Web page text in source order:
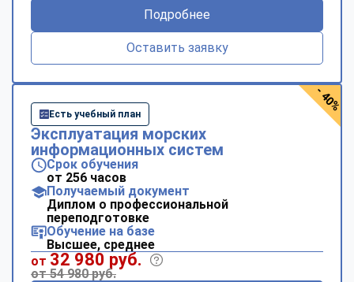
Подробнее
Оставить заявку
Есть учебный план
Эксплуатация морских
информационных систем
Срок обучения
от 256 часов
Получаемый документ
Диплом о профессиональной
переподготовке
Обучение на базе
Высшее, среднее
от 32 980 руб.
от 54 980 руб.
- 40%